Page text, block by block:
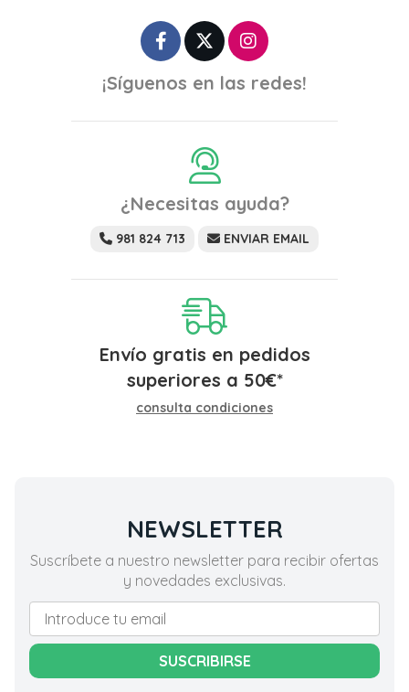
¡Síguenos en las redes!
¿Necesitas ayuda?
981 824 713 ENVIAR EMAIL
Envío gratis en pedidos
superiores a 50€*
consulta condiciones
NEWSLETTER
Suscríbete a nuestro newsletter para recibir ofertas
y novedades exclusivas.
SUSCRIBIRSE